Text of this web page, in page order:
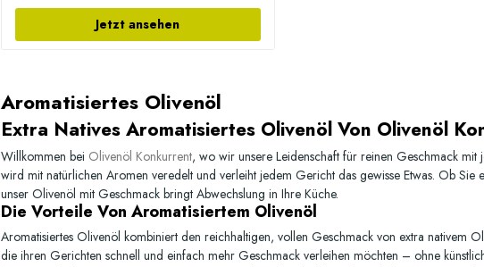
Aromatisiertes Olivenöl
Extra Natives Aromatisiertes Olivenöl Von Olivenöl
Willkommen bei Olivenöl Konkurrent, wo wir unsere Leidenschaft für reinen Geschmack mit
wird mit natürlichen Aromen veredelt und verleiht jedem Gericht das gewisse Etwas. Ob
unser Olivenöl mit Geschmackbringt Abwechslung in Ihre Küche.
Die Vorteile Von Aromatisiertem Olivenöl
Aromatisiertes Olivenöl kombiniert den reichhaltigen, vollen Geschmack von extra nativem
die ihren Gerichten schnell und einfach mehr Geschmack verleihen möchten – ohne
Jetzt ansehen